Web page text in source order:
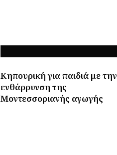
Κηπουρική για παιδιά με την
ενθάρρυνση της
Μοντεσσοριανής αγωγής